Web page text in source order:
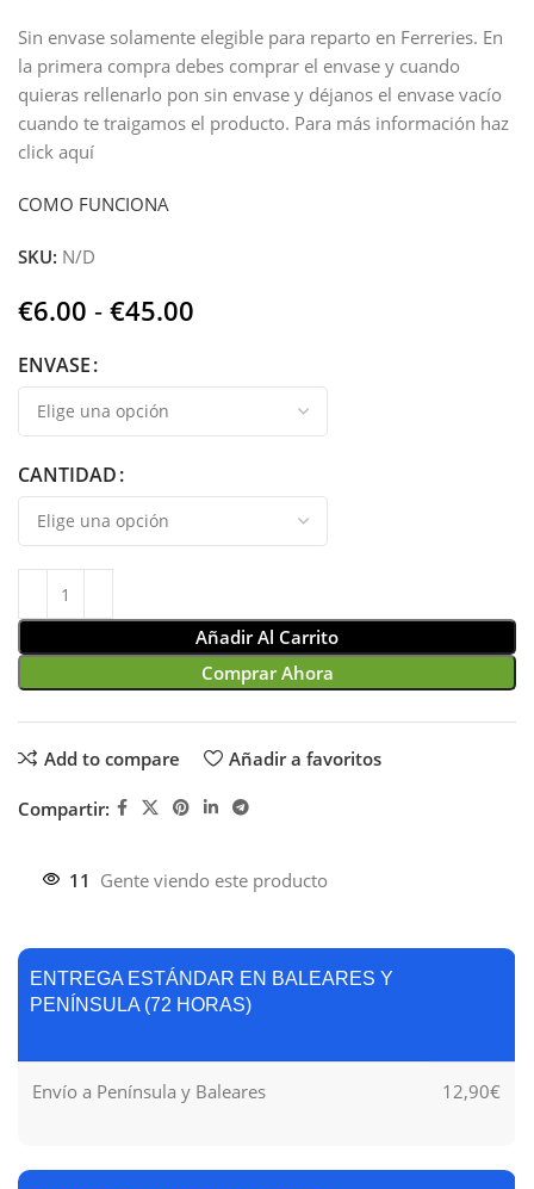
Sin envase solamente elegible para reparto en Ferreries. En
la primera compra debes comprar el envase y cuando
quieras rellenarlo pon sin envase y déjanos el envase vacío
cuando te traigamos el producto. Para más información haz
click aquí
COMO FUNCIONA
SKU: N/D
€6.00 - €45.00
ENVASE
CANTIDAD
Añadir Al Carrito
Comprar Ahora
Add to compare Añadir a favoritos
Compartir:
11 Gente viendo este producto
ENTREGA ESTÁNDAR EN BALEARES Y
PENÍNSULA (72 HORAS)
Envío a Península y Baleares 12,90€